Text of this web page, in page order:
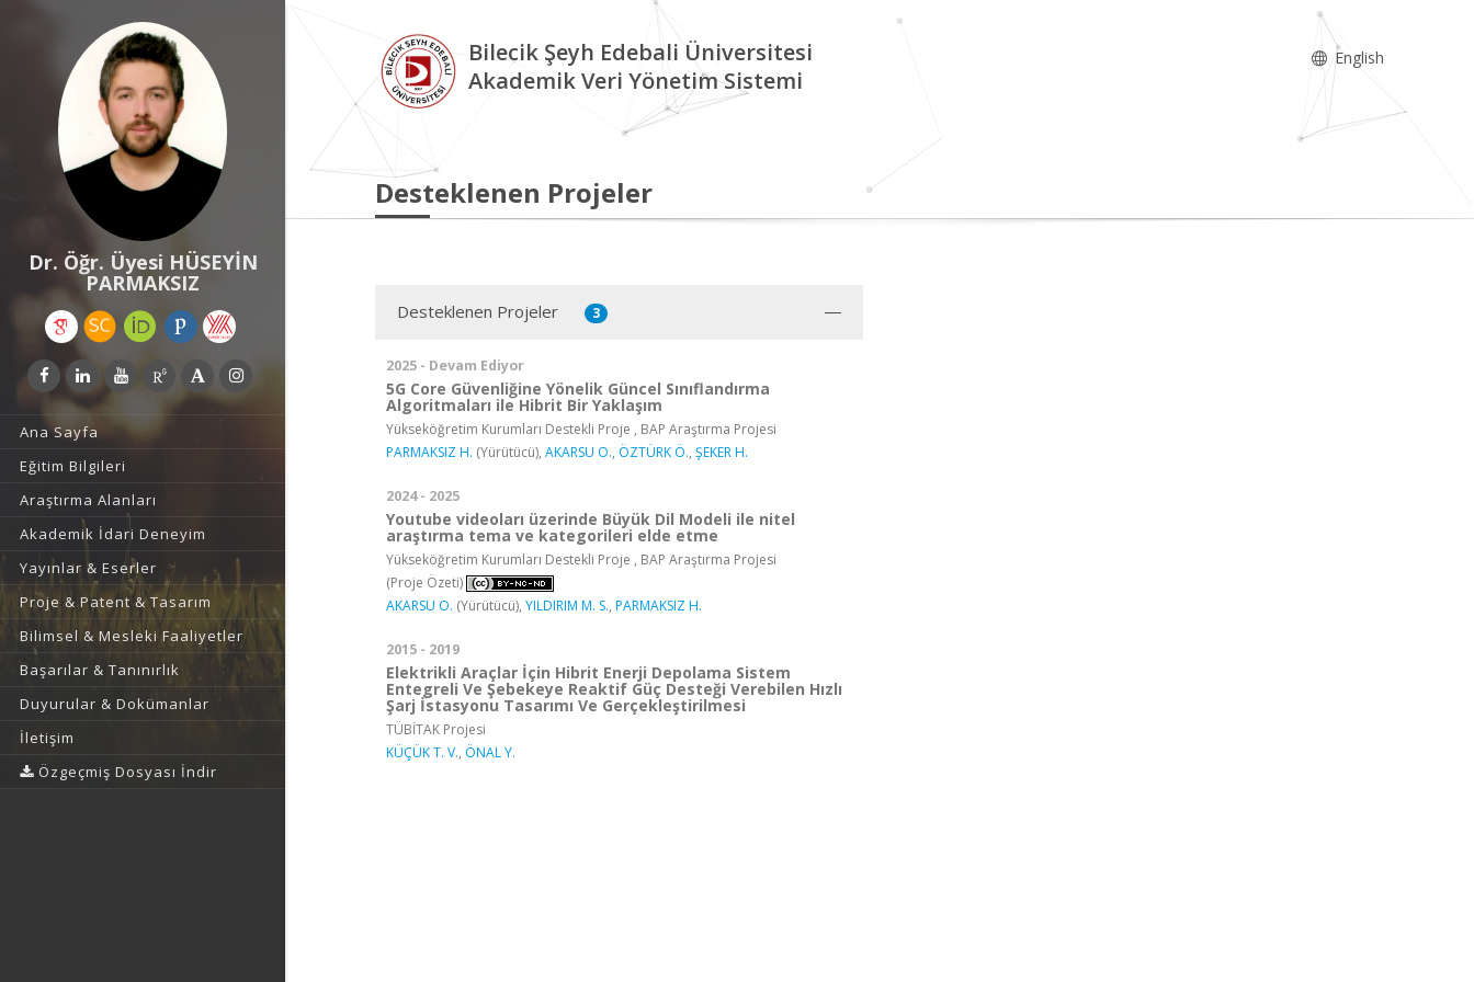
Dr. Öğr. Üyesi HÜSEYİN
PARMAKSIZ
Ana Sayfa
Eğitim Bilgileri
Araştırma Alanları
Akademik İdari Deneyim
Yayınlar & Eserler
Proje & Patent & Tasarım
Bilimsel & Mesleki Faaliyetler
Başarılar & Tanınırlık
Duyurular & Dokümanlar
İletişim
Özgeçmiş Dosyası İndir
Bilecik Şeyh Edebali Üniversitesi
Akademik Veri Yönetim Sistemi
English
Desteklenen Projeler
Desteklenen Projeler 3
2025 - Devam Ediyor
5G Core Güvenliğine Yönelik Güncel Sınıflandırma
Algoritmaları ile Hibrit Bir Yaklaşım
Yükseköğretim Kurumları Destekli Proje , BAP Araştırma Projesi
PARMAKSIZ H. (Yürütücü), AKARSU O., ÖZTÜRK Ö., ŞEKER H.
2024 - 2025
Youtube videoları üzerinde Büyük Dil Modeli ile nitel
araştırma tema ve kategorileri elde etme
Yükseköğretim Kurumları Destekli Proje , BAP Araştırma Projesi
(Proje Özeti)
AKARSU O. (Yürütücü), YILDIRIM M. S., PARMAKSIZ H.
2015 - 2019
Elektrikli Araçlar İçin Hibrit Enerji Depolama Sistem
Entegreli Ve Şebekeye Reaktif Güç Desteği Verebilen Hızlı
Şarj İstasyonu Tasarımı Ve Gerçekleştirilmesi
TÜBİTAK Projesi
KÜÇÜK T. V., ÖNAL Y.